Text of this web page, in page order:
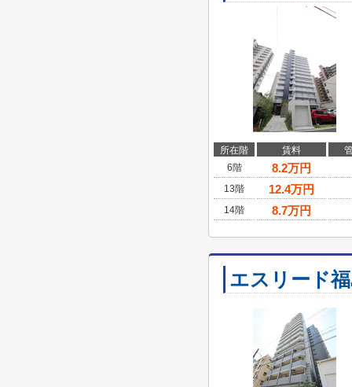
所在階 賃料
6階
8.2万円
13階 12.4万円
14階 8.7万円
エスリード